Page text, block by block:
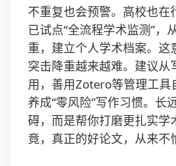
不重复也会预警。高校也在
已试点“全流程学术监测”，
重，建立个人学术档案。这
突击降重越来越难。建议从
用，善用Zotero等管理工具
养成“零风险”写作习惯。长
碍，而是帮你打磨更扎实
竟，真正的好论文，从来不